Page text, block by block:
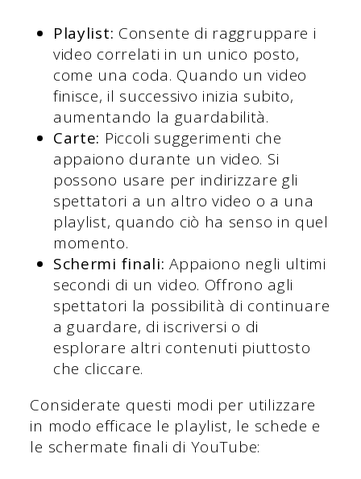
Playlist: Consente di raggruppare i
video correlati in un unico posto,
come una coda. Quando un video
finisce, il successivo inizia subito,
aumentando la guardabilità.
Carte: Piccoli suggerimenti che
appaiono durante un video. Si
possono usare per indirizzare gli
spettatori a un altro video o a una
playlist, quando ciò ha senso in quel
momento.
Schermi finali:Appaiono negli ultimi
secondi di un video. Offrono agli
spettatori la possibilità di continuare
a guardare, di iscriversi o di
esplorare altri contenuti piuttosto
che cliccare.
Considerate questi modi per utilizzare
in modo efficace le playlist, le schede e
le schermate finali di YouTube: